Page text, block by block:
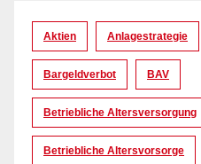
Aktien Anlagestrategie
Bargeldverbot BAV
Betriebliche Altersversorgung
Betriebliche Altersvorsorge